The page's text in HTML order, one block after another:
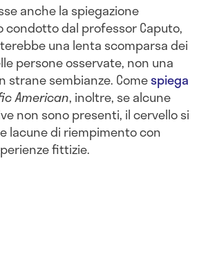
anche la spiegazione
condotto dal professor Caputo,
una lenta scomparsa dei
persone osservate, non una
strane sembianze. Comespiega
American, inoltre, se alcune
non sono presenti, il cervello si
lacune di riempimento con
fittizie.